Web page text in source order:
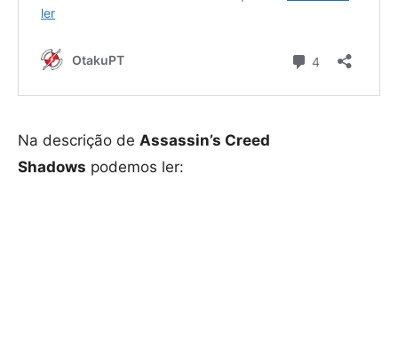
Na descrição de Assassin’s Creed
Shadows podemos ler: